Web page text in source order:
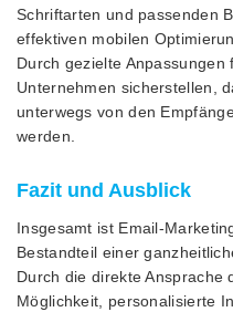
Schriftarten und passenden
effektiven mobilen
Durch gezielte
Unternehmen sicherstellen,
unterwegs von den
werden.
Fazit und Ausblick
Insgesamt ist Email-
Bestandteil einer
Durch die direkte Ansprache
Möglichkeit, personalisierte